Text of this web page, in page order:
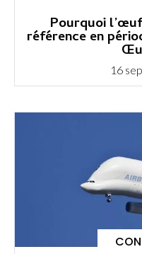
Pourquoi
référence en
16